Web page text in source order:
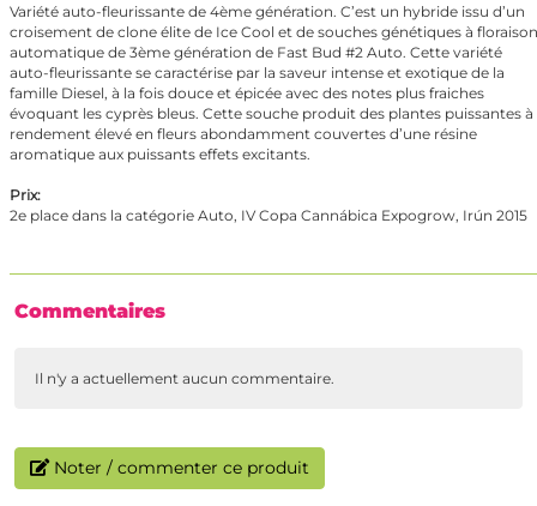
Variété auto-fleurissante de 4ème génération. C’est un hybride issu d’un
croisement de clone élite de Ice Cool et de souches génétiques à floraison
automatique de 3ème génération de Fast Bud #2 Auto. Cette variété
auto-fleurissante se caractérise par la saveur intense et exotique de la
famille Diesel, à la fois douce et épicée avec des notes plus fraiches
évoquant les cyprès bleus. Cette souche produit des plantes puissantes à
rendement élevé en fleurs abondamment couvertes d’une résine
aromatique aux puissants effets excitants.
Prix:
2e place dans la catégorie Auto, IV Copa Cannábica Expogrow, Irún 2015
Commentaires
Il n'y a actuellement aucun commentaire.
Noter / commenter ce produit